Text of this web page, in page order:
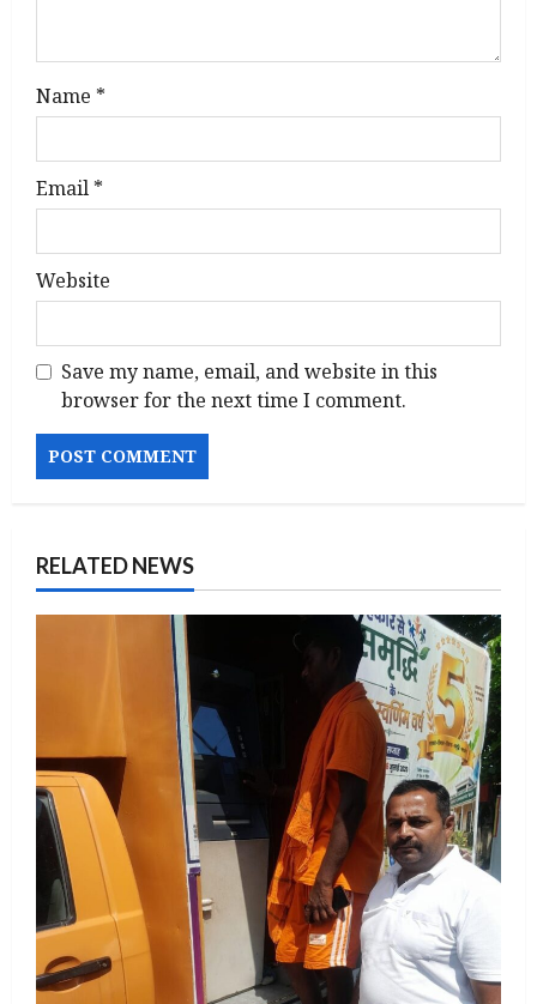
Name *
Email *
Website
Save my name, email, and website in this
browser for the next time I comment.
RELATED NEWS